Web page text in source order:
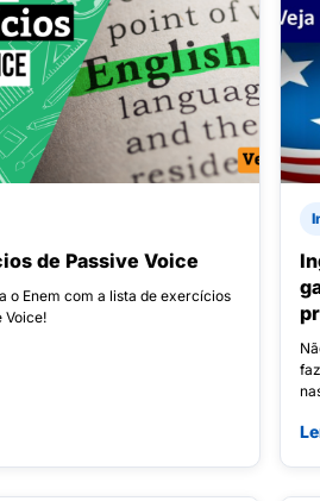
de Passive Voice
o Enem com a lista de exercícios
Voice!